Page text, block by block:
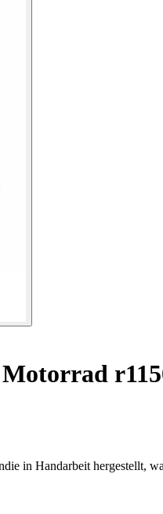
in Handarbeit hergestellt,